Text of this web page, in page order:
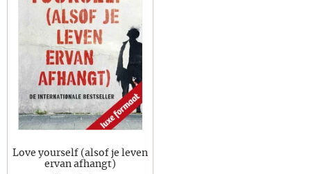
Love yourself (alsof je leven
ervan afhangt)